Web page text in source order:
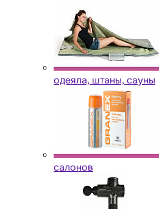
одеяла, штаны, сауны
салонов